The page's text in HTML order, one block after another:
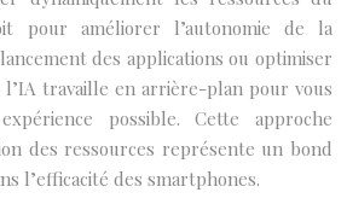
pour améliorer l’autonomie de la
des applications ou optimiser
travaille en arrière-plan pour vous
possible. Cette approche
des ressources représente un bond
l’efficacité des smartphones.